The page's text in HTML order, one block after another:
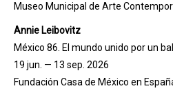
Museo Municipal de Arte
Annie Leibovitz
México 86. El mundo unido por un
19 jun. — 13 sep. 2026
Fundación Casa de México en